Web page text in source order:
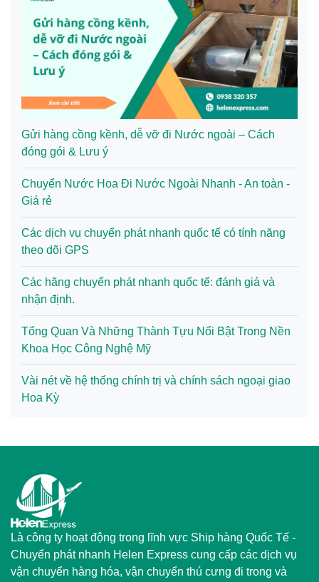
Gửi hàng cồng kềnh, dễ vỡ đi Nước ngoài – Cách
đóng gói & Lưu ý
Chuyển Nước Hoa Đi Nước Ngoài Nhanh - An toàn -
Giá rẻ
Các dịch vụ chuyển phát nhanh quốc tế có tính năng
theo dõi GPS
Các hãng chuyển phát nhanh quốc tế: đánh giá và
nhận định.
Tổng Quan Và Những Thành Tựu Nổi Bật Trong Nền
Khoa Học Công Nghệ Mỹ
Vài nét về hệ thống chính trị và chính sách ngoại giao
Hoa Kỳ
Là công ty hoạt động trong lĩnh vực Ship hàng Quốc Tế -
Chuyển phát nhanh Helen Express cung cấp các dịch vụ
vận chuyển hàng hóa, vận chuyển thú cưng đi trong và